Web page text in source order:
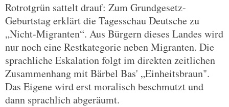
Rotrotgrün sattelt drauf: Zum Grundgesetz-
Geburtstag erklärt die Tagesschau Deutsche zu
„Nicht-Migranten“. Aus Bürgern dieses Landes wird
nur noch eine Restkategorie neben Migranten. Die
sprachliche Eskalation folgt im direkten zeitlichen
Zusammenhang mit Bärbel Bas' „Einheitsbraun".
Das Eigene wird erst moralisch beschmutzt und
dann sprachlich abgeräumt.